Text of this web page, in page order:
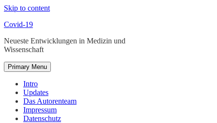
Skip to content
Covid-19
Neueste Entwicklungen in Medizin und
Wissenschaft
Primary Menu
Intro
Updates
Das Autoren­team
Impressum
Datenschutz